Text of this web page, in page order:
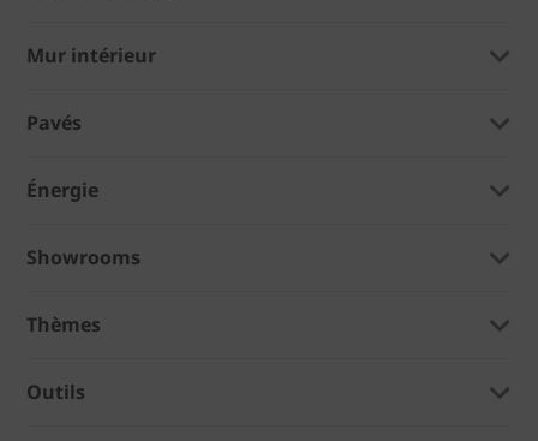
Mur intérieur
Pavés
Énergie
Showrooms
Thèmes
Outils